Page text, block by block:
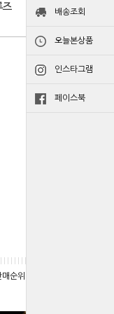
배송조회
오늘본상품
인스타그램
페이스북
매순위